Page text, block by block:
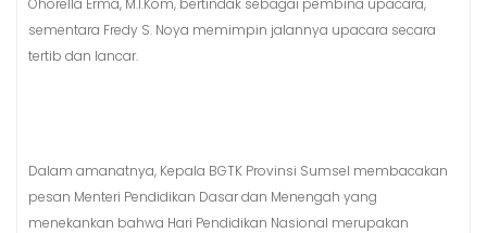
Ohorella Erma, M.I.Kom, bertindak sebagai pembina upacara,
sementara Fredy S. Noya memimpin jalannya upacara secara
tertib dan lancar.
Dalam amanatnya, Kepala BGTK Provinsi Sumsel membacakan
pesan Menteri Pendidikan Dasar dan Menengah yang
menekankan bahwa Hari Pendidikan Nasional merupakan